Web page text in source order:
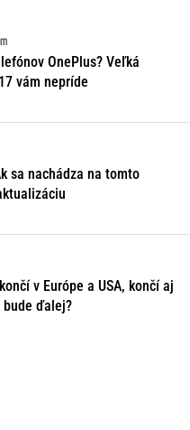
OnePlus? Veľká
vám nepríde
sa nachádza na tomto
v Európe a USA, končí aj
bude ďalej?